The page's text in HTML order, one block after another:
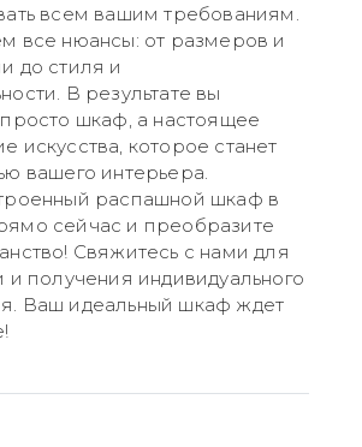
всем вашим требованиям.
все нюансы: от размеров и
до стиля и
В результате вы
шкаф, а настоящее
искусства, которое станет
вашего интерьера.
распашной шкаф в
сейчас и преобразите
Свяжитесь с нами для
и получения индивидуального
Ваш идеальный шкаф ждет